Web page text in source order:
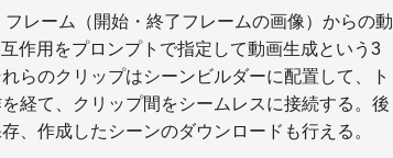
レーム（開始・終了フレームの画像）からの動
作用をプロンプトで指定して動画生成という3
らのクリップはシーンビルダーに配置して、ト
経て、クリップ間をシームレスに接続する。後
、作成したシーンのダウンロードも行える。